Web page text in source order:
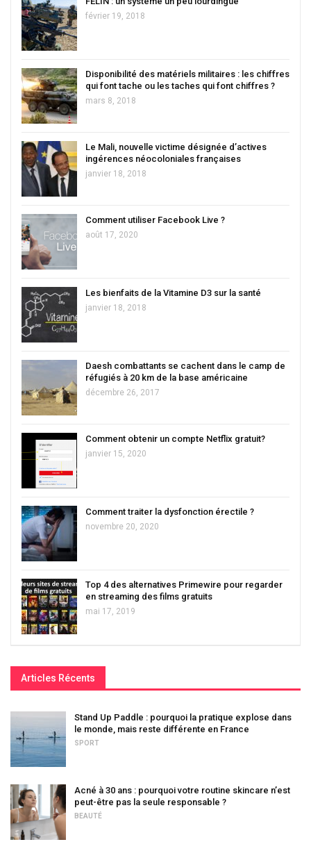
février 19, 2018
Disponibilité des matériels militaires : les chiffres
qui font tache ou les taches qui font chiffres ?
mars 8, 2018
Le Mali, nouvelle victime désignée d’actives
ingérences néocoloniales françaises
janvier 18, 2018
Comment utiliser Facebook Live ?
août 17, 2020
Les bienfaits de la Vitamine D3 sur la santé
janvier 18, 2018
Daesh combattants se cachent dans le camp de
réfugiés à 20 km de la base américaine
décembre 26, 2017
Comment obtenir un compte Netflix gratuit?
janvier 15, 2020
Comment traiter la dysfonction érectile ?
novembre 20, 2020
Top 4 des alternatives Primewire pour regarder
en streaming des films gratuits
mai 17, 2019
Articles Récents
Stand Up Paddle : pourquoi la pratique explose dans
le monde, mais reste différente en France
SPORT
Acné à 30 ans : pourquoi votre routine skincare n’est
peut-être pas la seule responsable ?
BEAUTÉ